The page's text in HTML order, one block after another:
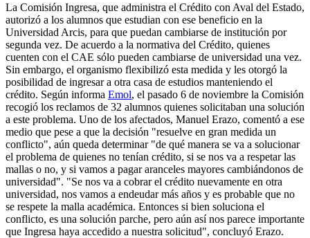
La Comisión Ingresa, que administra el Crédito con Aval del Estado,
autorizó a los alumnos que estudian con ese beneficio en la
Universidad Arcis, para que puedan cambiarse de institución por
segunda vez. De acuerdo a la normativa del Crédito, quienes
cuenten con el CAE sólo pueden cambiarse de universidad una vez.
Sin embargo, el organismo flexibilizó esta medida y les otorgó la
posibilidad de ingresar a otra casa de estudios manteniendo el
crédito. Según informa Emol, el pasado 6 de noviembre la Comisión
recogió los reclamos de 32 alumnos quienes solicitaban una solución
a este problema. Uno de los afectados, Manuel Erazo, comentó a ese
medio que pese a que la decisión "resuelve en gran medida un
conflicto", aún queda determinar "de qué manera se va a solucionar
el problema de quienes no tenían crédito, si se nos va a respetar las
mallas o no, y si vamos a pagar aranceles mayores cambiándonos de
universidad". "Se nos va a cobrar el crédito nuevamente en otra
universidad, nos vamos a endeudar más años y es probable que no
se respete la malla académica. Entonces si bien soluciona el
conflicto, es una solución parche, pero aún así nos parece importante
que Ingresa haya accedido a nuestra solicitud", concluyó Erazo.